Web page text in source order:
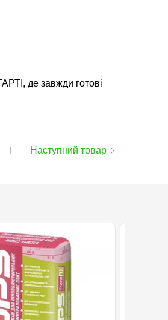
де завжди готові
Наступний товар